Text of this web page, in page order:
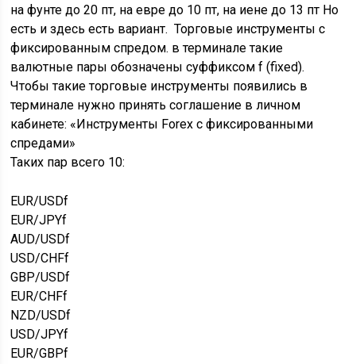
на фунте до 20 пт, на евре до 10 пт, на иене до 13 пт Но
есть и здесь есть вариант. Торговые инструменты с
фиксированным спредом. в терминале такие
валютные пары обозначены суффиксом f (fixed).
Чтобы такие торговые инструменты появились в
терминале нужно принять соглашение в личном
кабинете: «Инструменты Forex с фиксированными
спредами»
Таких пар всего 10:
EUR/USDf
EUR/JPYf
AUD/USDf
USD/CHFf
GBP/USDf
EUR/CHFf
NZD/USDf
USD/JPYf
EUR/GBPf